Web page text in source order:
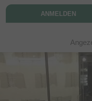
ANMELDEN